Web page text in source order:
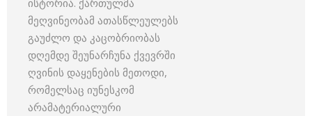
მეღვინეობამ ათასწლეულებს
გაუძლო და კაცობრიობას
დღემდე შეუნარჩუნა ქვევრში
ღვინის დაყენების მეთოდი,
რომელსაც იუნესკომ
არამატერიალური